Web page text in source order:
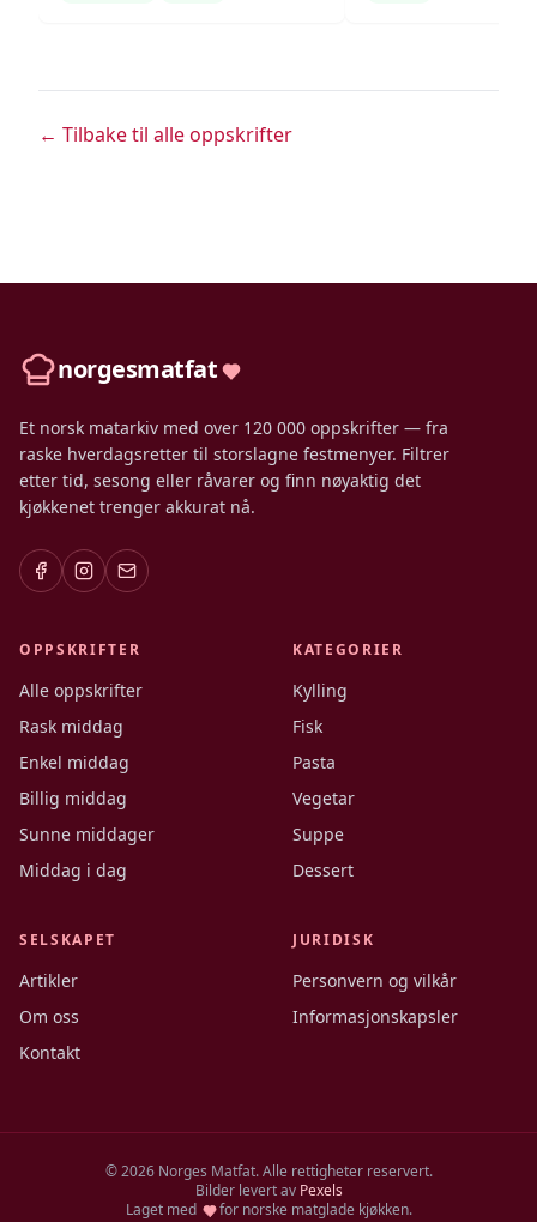
← Tilbake til alle oppskrifter
norgesmatfat
Et norsk matarkiv med over 120 000 oppskrifter — fra
raske hverdagsretter til storslagne festmenyer. Filtrer
etter tid, sesong eller råvarer og finn nøyaktig det
kjøkkenet trenger akkurat nå.
OPPSKRIFTER
Alle oppskrifter
Rask middag
Enkel middag
Billig middag
Sunne middager
Middag i dag
KATEGORIER
Kylling
Fisk
Pasta
Vegetar
Suppe
Dessert
SELSKAPET
Artikler
Om oss
Kontakt
JURIDISK
Personvern og vilkår
Informasjonskapsler
©2026Norges Matfat. Alle rettigheter reservert.
Bilder levert av Pexels
Laget med
for norske matglade kjøkken.